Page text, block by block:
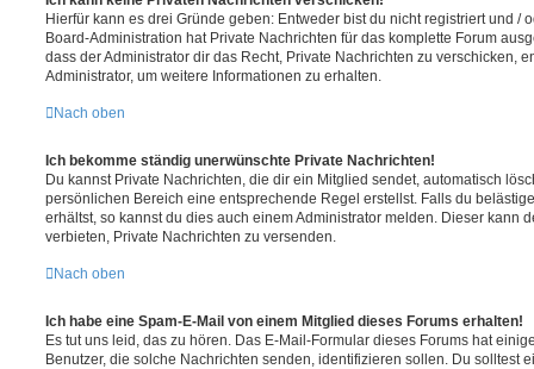
Hierfür kann es drei Gründe geben: Entweder bist du nicht registriert und /
Board-Administration hat Private Nachrichten für das komplette Forum
dass der Administrator dir das Recht, Private Nachrichten zu verschicken,
Administrator, um weitere Informationen zu erhalten.
Nach oben
Ich bekomme ständig unerwünschte Private Nachrichten!
Du kannst Private Nachrichten, die dir ein Mitglied sendet, automatisch
persönlichen Bereich eine entsprechende Regel erstellst. Falls du
erhältst, so kannst du dies auch einem Administrator melden. Dieser kann
verbieten, Private Nachrichten zu versenden.
Nach oben
Ich habe eine Spam-E-Mail von einem Mitglied dieses Forums erhalten!
Es tut uns leid, das zu hören. Das E-Mail-Formular dieses Forums hat
Benutzer, die solche Nachrichten senden, identifizieren sollen. Du solltest